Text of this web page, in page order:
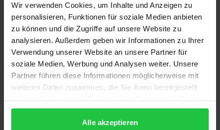
Wir verwenden Cookies, um Inhalte und Anzeigen zu
personalisieren, Funktionen für soziale Medien anbieten
zu können und die Zugriffe auf unsere Website zu
analysieren. Außerdem geben wir Informationen zu Ihrer
Verwendung unserer Website an unsere Partner für
soziale Medien, Werbung und Analysen weiter. Unsere
Partner führen diese Informationen möglicherweise mit
weiteren Daten zusammen, die Sie ihnen bereitgestellt
gesammelt haben.
Alle akzeptieren
Auflage
1
ISBN
978-3-7890-1284-6
Erscheinungsdatum
Erscheinungsjahr